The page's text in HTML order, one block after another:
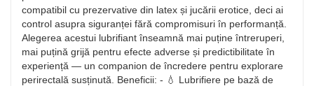
compatibil cu prezervative din latex și jucării erotice, deci ai
control asupra siguranței fără compromisuri în performanță.
Alegerea acestui lubrifiant înseamnă mai puține întreruperi,
mai puțină grijă pentru efecte adverse și predictibilitate în
experiență — un companion de încredere pentru explorare
perirectală susținută. Beneficii: - 💧 Lubrifiere pe bază de